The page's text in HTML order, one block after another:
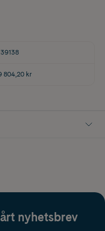
804,20 kr
nyhetsbrev